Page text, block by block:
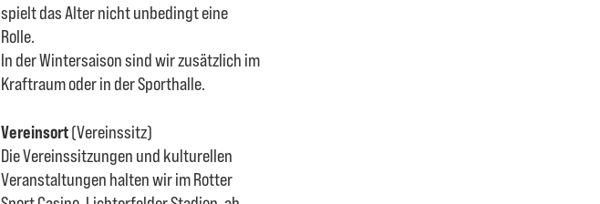
spielt das Alter nicht unbedingt eine
Rolle.
In der Wintersaison sind wir zusätzlich im
Kraftraum oder in der Sporthalle.
Vereinsort(Vereinssitz)
Die Vereinssitzungen und kulturellen
Veranstaltungen halten wir im Rotter